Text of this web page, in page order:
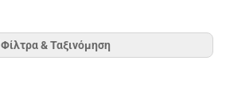
Φίλτρα & Ταξινόμηση